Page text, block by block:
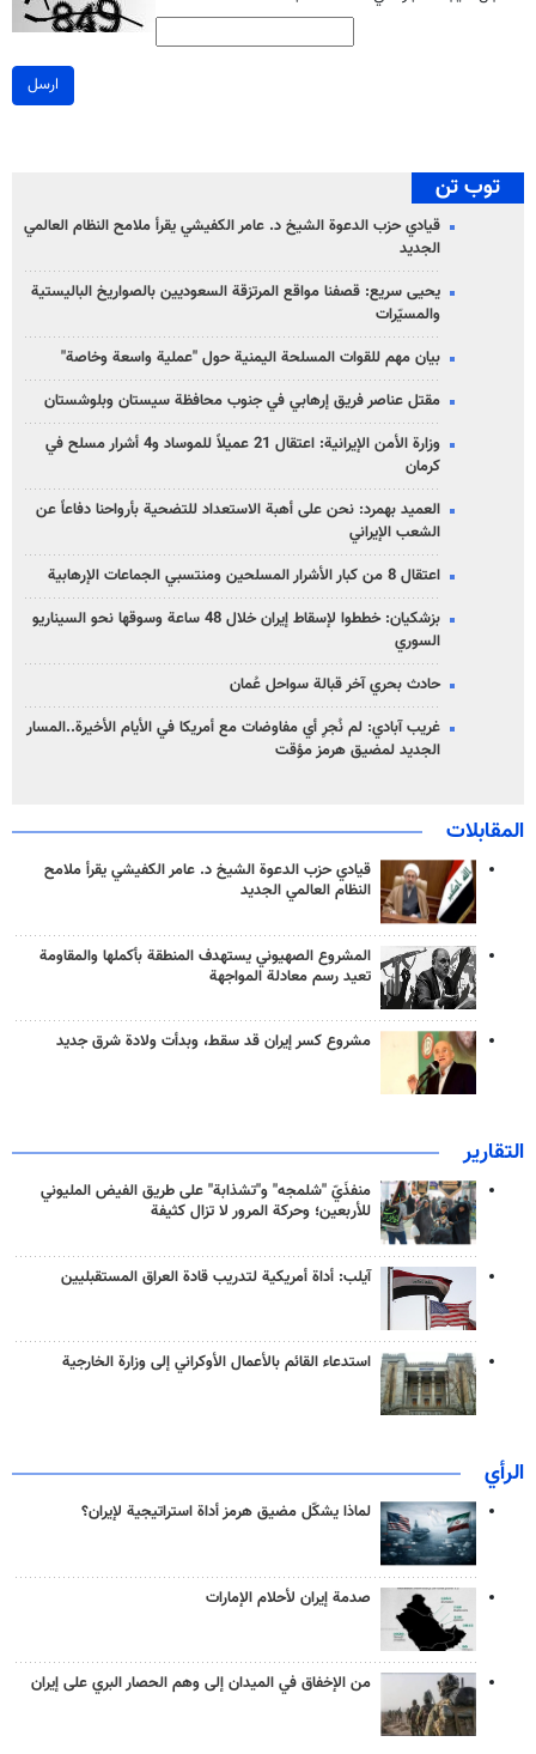
ارسل
توب تن
قيادي حزب الدعوة الشيخ د. عامر الكفيشي يقرأ ملامح النظام العالمي
الجديد
يحيى سريع: قصفنا مواقع المرتزقة السعوديين بالصواريخ الباليستية
والمسيّرات
بيان مهم للقوات المسلحة اليمنية حول "عملية واسعة وخاصة"
مقتل عناصر فريق إرهابي في جنوب محافظة سيستان وبلوشستان
وزارة الأمن الإيرانية: اعتقال 21 عميلاً للموساد و4 أشرار مسلح في
كرمان
العميد بهمرد: نحن على أهبة الاستعداد للتضحية بأرواحنا دفاعاً عن
الشعب الإيراني
اعتقال 8 من كبار الأشرار المسلحين ومنتسبي الجماعات الإرهابية
بزشكيان: خططوا لإسقاط إيران خلال 48 ساعة وسوقها نحو السيناريو
السوري
حادث بحري آخر قبالة سواحل عُمان
غريب آبادي: لم نُجرِ أي مفاوضات مع أمريكا في الأيام الأخيرة..المسار
الجديد لمضيق هرمز مؤقت
المقابلات
قيادي حزب الدعوة الشيخ د. عامر الكفيشي يقرأ ملامح
النظام العالمي الجديد
المشروع الصهيوني يستهدف المنطقة بأكملها والمقاومة
تعيد رسم معادلة المواجهة
مشروع كسر إيران قد سقط، وبدأت ولادة شرق جديد
التقارير
منفذَيّ "شلمجه" و"تشذابة" على طريق الفيض المليوني
للأربعين؛ وحركة المرور لا تزال كثيفة
آيلب: أداة أمريكية لتدريب قادة العراق المستقبليين
استدعاء القائم بالأعمال الأوكراني إلى وزارة الخارجية
الرأي
لماذا يشكّل مضيق هرمز أداة استراتيجية لإيران؟
صدمة إيران لأحلام الإمارات
من الإخفاق في الميدان إلى وهم الحصار البري على إيران